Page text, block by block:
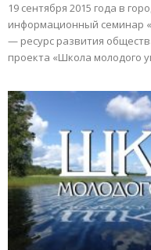
19 сентября 2015 года в
информационный семинар
— ресурс развития
проекта «Школа молодого